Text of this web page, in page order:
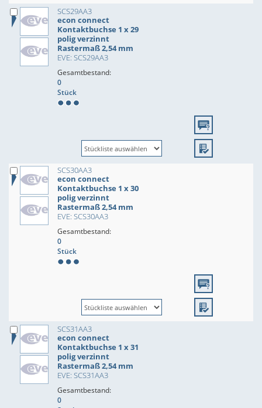
SCS29AA3
econ connect
Kontaktbuchse 1 x 29
polig verzinnt
Rastermaß 2,54 mm
EVE: SCS29AA3
Gesamtbestand:
0
Stück
SCS30AA3
econ connect
Kontaktbuchse 1 x 30
polig verzinnt
Rastermaß 2,54 mm
EVE: SCS30AA3
Gesamtbestand:
0
Stück
SCS31AA3
econ connect
Kontaktbuchse 1 x 31
polig verzinnt
Rastermaß 2,54 mm
EVE: SCS31AA3
Gesamtbestand:
0